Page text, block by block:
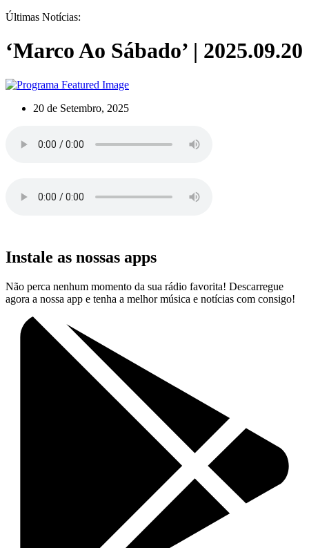
Últimas Notícias:
‘Marco Ao Sábado’ | 2025.09.20
20 de Setembro, 2025
Instale as nossas apps
Não perca nenhum momento da sua rádio favorita! Descarregue
agora a nossa app e tenha a melhor música e notícias com consigo!